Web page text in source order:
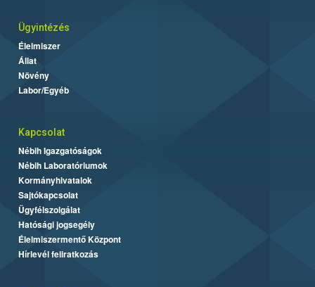
Ügyintézés
Élelmiszer
Állat
Növény
Labor/Egyéb
Kapcsolat
Nébih Igazgatóságok
Nébih Laboratóriumok
Kormányhivatalok
Sajtókapcsolat
Ügyfélszolgálat
Hatósági jogsegély
Élelmiszermentő Központ
Hírlevél feliratkozás